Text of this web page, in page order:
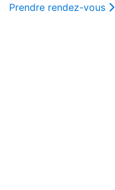
Prendre rendez-vous